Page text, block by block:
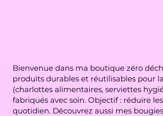
Bienvenue dans ma boutique zéro
produits durables et réutilisables pour
(charlottes alimentaires, serviettes
fabriqués avec soin. Objectif : réduire
quotidien. Découvrez aussi mes